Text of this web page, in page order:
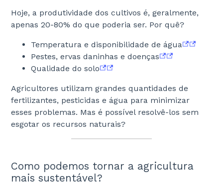
Hoje, a produtividade dos cultivos é, geralmente,
apenas 20-80% do que poderia ser. Por quê?
Temperatura e disponibilidade de água
Pestes, ervas daninhas e doenças
Qualidade do solo
Agricultores utilizam grandes quantidades de
fertilizantes, pesticidas e água para minimizar
esses problemas. Mas é possível resolvê-los sem
esgotar os recursos naturais?
Como podemos tornar a agricultura
mais sustentável?